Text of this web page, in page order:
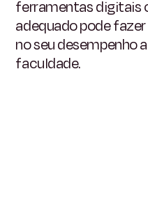
ferramentas digitais
adequado pode
no seu desempenho
faculdade.